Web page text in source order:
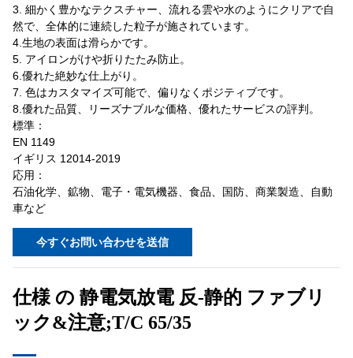
3. 細かく豊かなテクスチャー、流れる雲や水のようにクリアで自
然で、全体的に連続した粒子が施されています。
4.生地の表面は滑らかです。
5. アイロンがけや折りたたみ防止。
6.優れた絶妙な仕上がり。
7. 色はカスタマイズ可能で、偏りなくポジティブです。
8.優れた品質、リーズナブルな価格、優れたサービスの評判。
標準：
EN 1149
イギリス 12014-2019
応用：
石油化学、鉱物、電子・電気機器、食品、国防、商業製造、自動
車など
今すぐお問い合わせを送信
仕様 の 静電気放電 反-静的 ファブリ
ック&注意;T/C 65/35